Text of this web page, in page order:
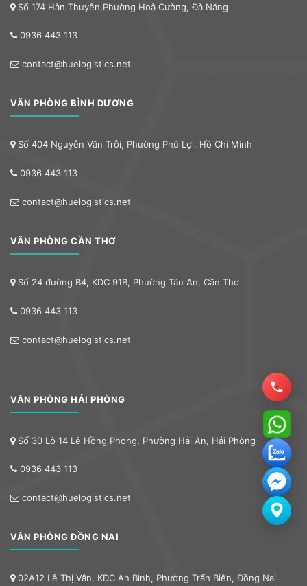
Số 174 Hàn Thuyên,Phường Hoà Cường, Đà Nẵng
0936 443 113
contact@huelogistics.net
VĂN PHÒNG BÌNH DƯƠNG
Số 404 Nguyễn Văn Trỗi, Phường Phú Lợi, Hồ Chí Minh
0936 443 113
contact@huelogistics.net
VĂN PHÒNG CẦN THƠ
Số 24 đường B4, KDC 91B, Phường Tân An, Cần Thơ
0936 443 113
contact@huelogistics.net
VĂN PHÒNG HẢI PHÒNG
Số 30 Lô 14 Lê Hồng Phong, Phường Hải An, Hải Phòng
0936 443 113
contact@huelogistics.net
VĂN PHÒNG ĐỒNG NAI
02A12 Lê Thị Vân, KDC An Bình, Phường Trấn Biên, Đồng Nai